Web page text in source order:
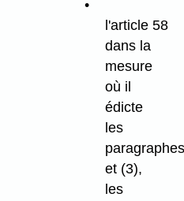
l'article 58
dans la
mesure
où il
édicte
les
et (3),
les